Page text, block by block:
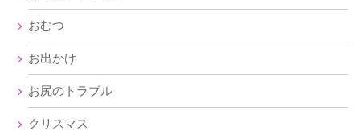
おむつ
お出かけ
お尻のトラブル
クリスマス